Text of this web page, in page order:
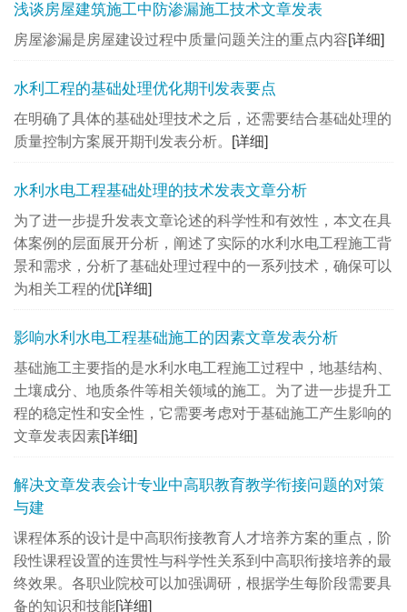
浅谈房屋建筑施工中防渗漏施工技术文章发表
房屋渗漏是房屋建设过程中质量问题关注的重点内容[详细]
水利工程的基础处理优化期刊发表要点
在明确了具体的基础处理技术之后，还需要结合基础处理的
质量控制方案展开期刊发表​分析。
[详细]
水利水电工程基础处理的技术发表文章分析
为了进一步提升发表文章论述的科学性和有效性，本文在具
体案例的层面展开分析，阐述了实际的水利水电工程施工背
景和需求，分析了基础处理过程中的一系列技术，确保可以
为相关工程的优[详细]
影响水利水电工程基础施工的因素文章发表分析
基础施工主要指的是水利水电工程施工过程中，地基结构、
土壤成分、地质条件等相关领域的施工。为了进一步提升工
程的稳定性和安全性，它需要考虑对于基础施工产生影响的
文章发表因素[详细]
解决文章发表会计专业中高职教育教学衔接问题的对策
与建
课程体系的设计是中高职衔接教育人才培养方案的重点，阶
段性课程设置的连贯性与科学性关系到中高职衔接培养的最
终效果。各职业院校可以加强调研，根据学生每阶段需要具
备的知识和技能[详细]